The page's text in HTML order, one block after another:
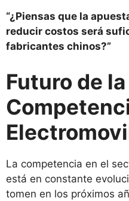
“¿Piensas que la
reducir costos será
fabricantes chinos?”
Futuro de la
La competencia en el
está en constante
tomen en los próximos